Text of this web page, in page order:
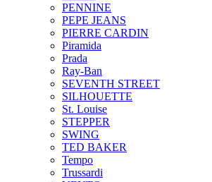
PENNINE
PEPE JEANS
PIERRE CARDIN
Piramida
Prada
Ray-Ban
SEVENTH STREET
SILHOUETTE
St. Louise
STEPPER
SWING
TED BAKER
Tempo
Trussardi